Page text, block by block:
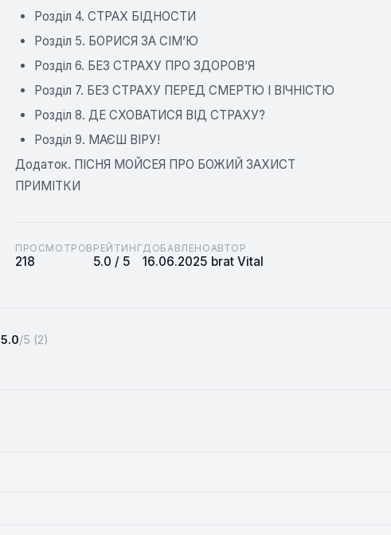
Розділ 4. СТРАХ БІДНОСТИ
Розділ 5. БОРИСЯ ЗА СІМ’Ю
Розділ 6. БЕЗ СТРАХУ ПРО ЗДОРОВ’Я
Розділ 7. БЕЗ СТРАХУ ПЕРЕД СМЕРТЮ І ВІЧНІСТЮ
Розділ 8. ДЕ СХОВАТИСЯ ВІД СТРАХУ?
Розділ 9. МАЄШ ВІРУ!
Додаток. ПІСНЯ МОЙСЕЯ ПРО БОЖИЙ ЗАХИСТ
ПРИМІТКИ
ПРОСМОТРОВ
218
РЕЙТИНГ
5.0 / 5
ДОБАВЛЕНО
16.06.2025
АВТОР
brat Vital
5.0/5 (2)